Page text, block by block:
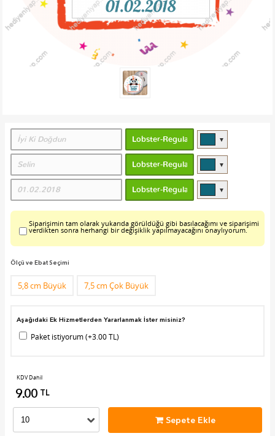
▼
▼
▼
Siparişimin tam olarak yukarıda görüldüğü gibi basılacağımı ve siparişimi
verdikten sonra herhangi bir değişiklik yapılmayacağını onaylıyorum.
Ölçü ve Ebat Seçimi
5,8 cm Büyük 7,5 cm Çok Büyük
Aşağıdaki Ek Hizmetlerden Yararlanmak İster misiniz?
Paket istiyorum (+3.00 TL)
KDV Dahil
9.00 TL
Sepete Ekle